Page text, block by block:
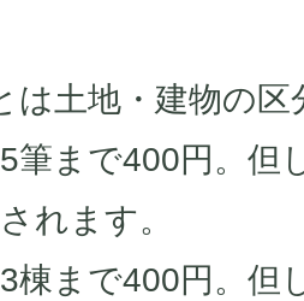
は土地・建物の
筆まで400円。但
れます。
棟まで400円。但